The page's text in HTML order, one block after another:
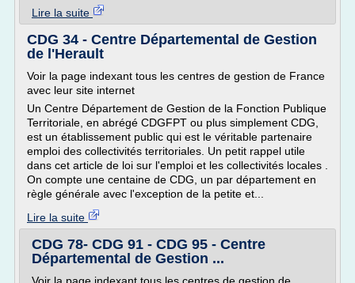
Lire la suite
CDG 34 - Centre Départemental de Gestion
de l'Herault
Voir la page indexant tous les centres de gestion de France
avec leur site internet
Un Centre Département de Gestion de la Fonction Publique
Territoriale, en abrégé CDGFPT ou plus simplement CDG,
est un établissement public qui est le véritable partenaire
emploi des collectivités territoriales. Un petit rappel utile
dans cet article de loi sur l'emploi et les collectivités locales .
On compte une centaine de CDG, un par département en
règle générale avec l'exception de la petite et...
Lire la suite
CDG 78- CDG 91 - CDG 95 - Centre
Départemental de Gestion ...